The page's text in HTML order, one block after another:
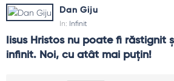
Dan Giju
In: Infinit
Iisus Hristos nu poate fi răstignit
infinit. Noi, cu atât mai puțin!